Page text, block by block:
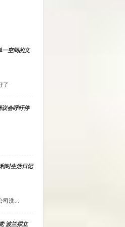
一空间的文
了
议会呼吁停
时生活日记
司洗…
波兰拟立